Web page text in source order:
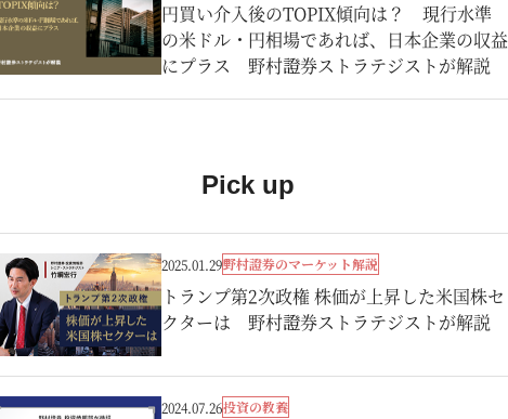
円買い介入後のTOPIX傾向は？ 現行水準
の米ドル・円相場であれば、日本企業の収益
にプラス 野村證券ストラテジストが解説
Pick up
2025.01.29野村證券のマーケット解説
トランプ第2次政権 株価が上昇した米国株セ
クターは 野村證券ストラテジストが解説
2024.07.26投資の教養